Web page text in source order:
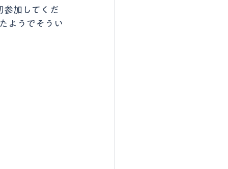
参加してくだ
ようでそうい